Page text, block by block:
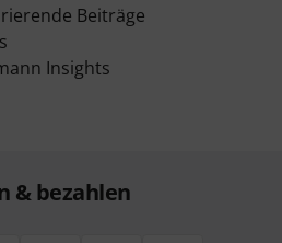
Beiträge
Insights
& bezahlen